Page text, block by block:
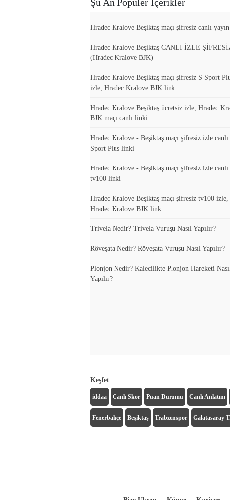
Şu An Popüler İçerikler
Hradec Kralove Beşiktaş maçı şifresiz canlı
Hradec Kralove Beşiktaş CANLI İZLE
(Hradec Kralove BJK)
Hradec Kralove Beşiktaş maçı şifresiz S Sport
izle, Hradec Kralove BJK link
Hradec Kralove Beşiktaş ücretsiz izle, Hradec
BJK maçı canlı linki
Hradec Kralove - Beşiktaş maçı şifresiz izle canlı
Sport Plus linki
Hradec Kralove - Beşiktaş maçı şifresiz izle canlı
tv100 linki
Hradec Kralove Beşiktaş maçı şifresiz tv100 izle,
Hradec Kralove BJK link
Trivela Nedir? Trivela Vuruşu Nasıl Yapılır?
Röveşata Nedir? Röveşata Vuruşu Nasıl Yapılır?
Plonjon Nedir? Kalecilikte Plonjon Hareketi Nasıl
Yapılır?
Keşfet
iddaa Canlı Skor Puan Durumu Canlı Anlatım
Fenerbahçe Beşiktaş Trabzonspor Galatasaray